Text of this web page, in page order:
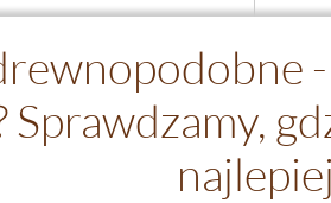
Sprawdzamy,